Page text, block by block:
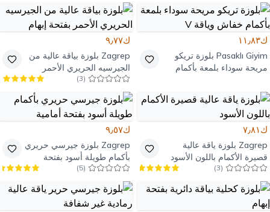
ك١١٫٨٣
Pasaklı Giyim بلوزة تريكو
مريحة سوداء بلمعة بأكمام
ك٩٫٧٧
Zagrep بلوزة بياقة عالية من
الجيرسيه الحريري الأحمر
بفتحة إبهام
(
3
)
ك٧٫٨١
Zagrep بلوزة ياقة عالية
قصيرة الأكمام باللون الأسود
(
3
)
ك٩٫٥٧
Zagrep بلوزة جيرسي حريري
بأكمام طويلة أسود بفتحة
أمامية
(
5
)